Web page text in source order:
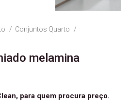
Conjuntos Quarto
melamina
para quem procura preço.